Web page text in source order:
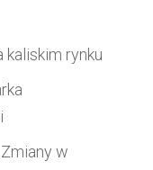
kaliskim rynku
w